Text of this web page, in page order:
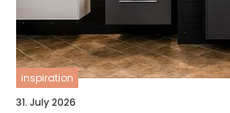
inspiration
31. July 2026